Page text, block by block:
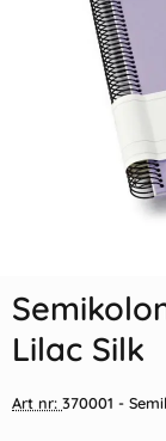
55 kr/
Lilac Silk
Art nr: 370001 -